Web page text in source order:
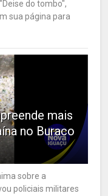
do tombo",
sua página para
mais
no Buraco
sobre a
policiais militares